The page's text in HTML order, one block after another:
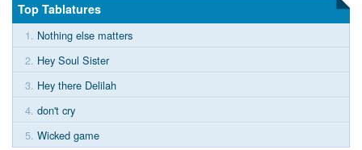
Top Tablatures
1. Nothing else matters
2. Hey Soul Sister
3. Hey there Delilah
4. don't cry
5. Wicked game